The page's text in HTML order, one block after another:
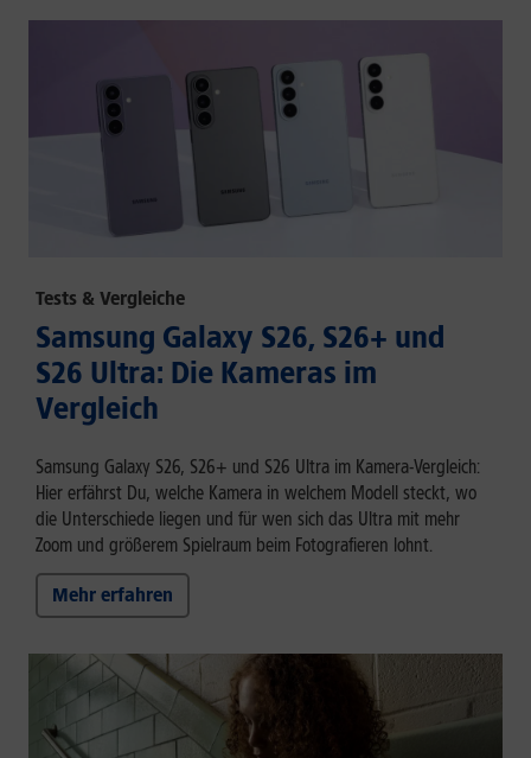
Tests & Vergleiche
Samsung Galaxy S26, S26+ und
S26 Ultra: Die Kameras im
Vergleich
Samsung Galaxy S26, S26+ und S26 Ultra im Kamera-Vergleich:
Hier erfährst Du, welche Kamera in welchem Modell steckt, wo
die Unterschiede liegen und für wen sich das Ultra mit mehr
Zoom und größerem Spielraum beim Fotografieren lohnt.
Mehr erfahren